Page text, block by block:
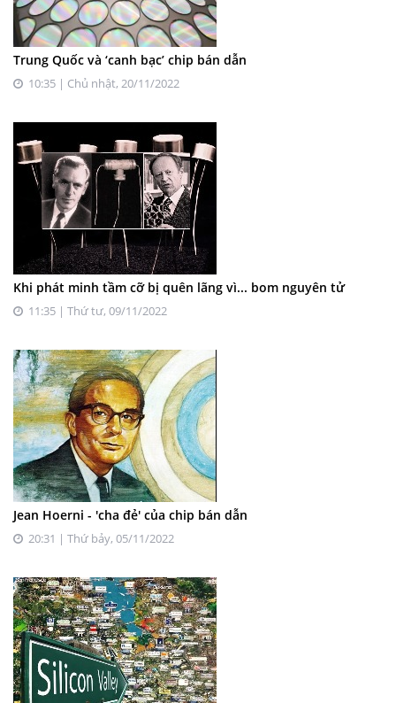
Trung Quốc và ‘canh bạc’ chip bán dẫn
10:35 | Chủ nhật, 20/11/2022
Khi phát minh tầm cỡ bị quên lãng vì... bom nguyên tử
11:35 | Thứ tư, 09/11/2022
Jean Hoerni - 'cha đẻ' của chip bán dẫn
20:31 | Thứ bảy, 05/11/2022